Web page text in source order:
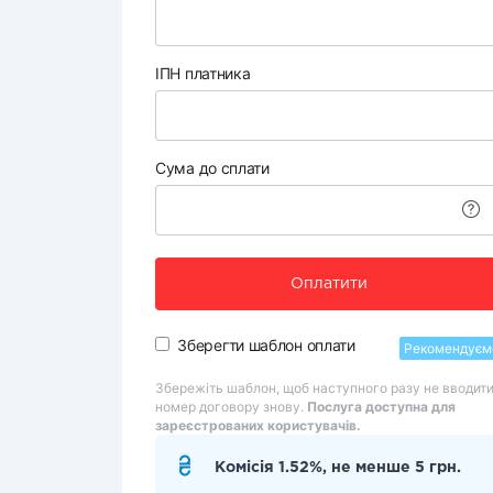
ІПН платника
Сума до сплати
Оплатити
Зберегти шаблон оплати
Збережіть шаблон, щоб наступного разу не вводити
номер договору знову. Послуга доступна для
зареєстрованих користувачів.
Комісія 1.52%, не менше 5 грн.